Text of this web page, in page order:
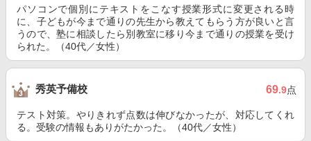
パソコンで個別にテキストをこなす授業形式に変更される時
に、子どもが今まで通りの先生から教えてもらう方が良いと言
うので、塾に相談したら別教室に移り今まで通りの授業を受け
られた。（40代／女性）
秀英予備校 69.9点
テスト対策。やりきれず点数は伸びなかったが、対応してくれ
る。受験の情報もありがたかった。（40代／女性）